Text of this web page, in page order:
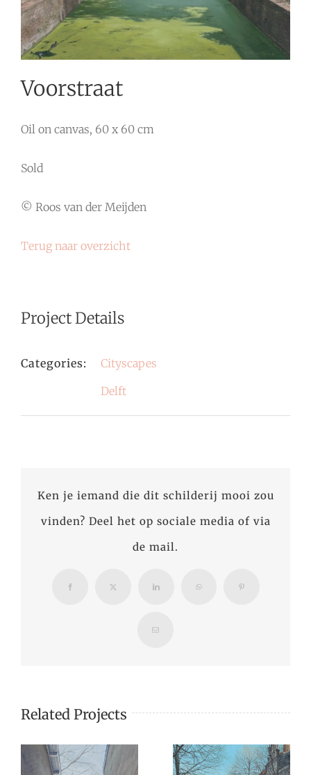
Voorstraat
Oil on canvas, 60 x 60 cm
Sold
© Roos van der Meijden
Terug naar overzicht
Project Details
Categories:
Cityscapes
Delft
Ken je iemand die dit schilderij mooi zou
vinden? Deel het op sociale media of via
de mail.
Facebook X LinkedIn WhatsApp Pinterest
Email
Related Projects